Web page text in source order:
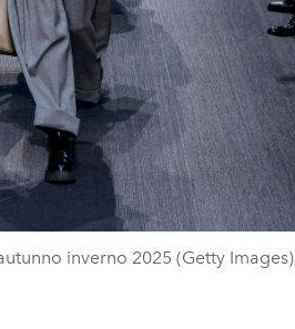
inverno 2025 (Getty Images)